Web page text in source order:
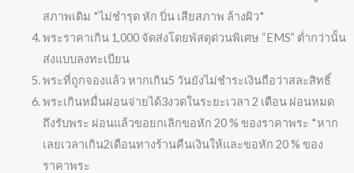
สภาพเดิม *ไม่ชำรุด หัก บิ่น เสียสภาพ ล้างผิว*
พระราคาเกิน 1,000 จัดส่งโดยพัสดุด่วนพิเศษ “EMS” ต่ำกว่านั้น
ส่งแบบลงทะเบียน
พระที่ถูกจองแล้ว หากเกิน5 วันยังไม่ชำระเงินถือว่าสละสิทธิ์
พระเกินหมื่นผ่อนจ่ายได้3งวดในระยะเวลา 2 เดือน ผ่อนหมด
ถึงรับพระ ผ่อนแล้วขอยกเลิกขอหัก 20 % ของราคาพระ *หาก
เลยเวลาเกิน2เดือนทางร้านคืนเงินให้และขอหัก 20 % ของ
ราคาพระ